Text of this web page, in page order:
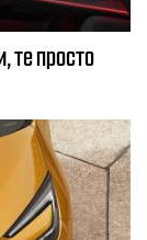
те просто